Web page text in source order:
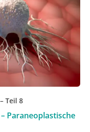
als
kleine Fallserien
wirksam sein
Teil 8
Paraneoplastische